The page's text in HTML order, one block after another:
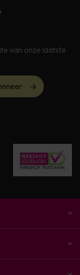
van onze laatste